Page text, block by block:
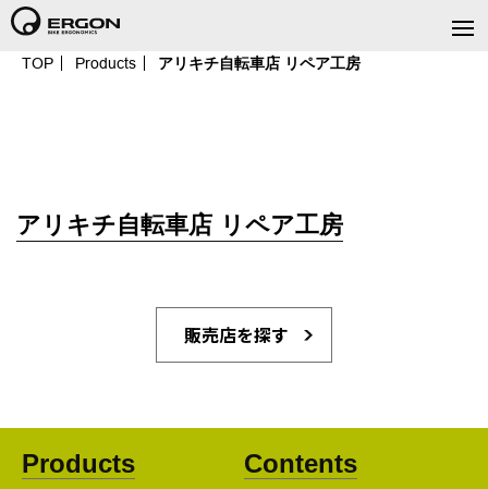
TOP Products アリキチ自転車店 リペア工房
アリキチ自転車店 リペア工房
販売店を探す
Products Contents